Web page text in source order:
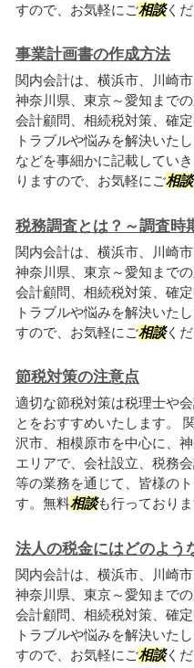
すので、お気軽にご相談くだ
事業計画書の作成方法
関内会計は、横浜市、川崎
神奈川県、東京～愛知まで
会計顧問、相続税対策、確
トラブルや悩みを解決いた
などを事細かに記載してい
りますので、お気軽にご相談
税務調査とは？～調査時
関内会計は、横浜市、川崎
神奈川県、東京～愛知まで
会計顧問、相続税対策、確
トラブルや悩みを解決いた
すので、お気軽にご相談くだ
節税対策の注意点
適切な節税対策は税理士や
とをおすすめいたします。
沢市、相模原市を中心に、
エリアで、会社設立、税務
等の業務を通じて、皆様の
す。無料相談も行っており
法人の税金にはどのよう
関内会計は、横浜市、川崎
神奈川県、東京～愛知まで
会計顧問、相続税対策、確
トラブルや悩みを解決いた
すので、お気軽にご相談くだ